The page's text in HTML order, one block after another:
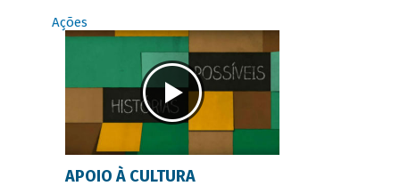
Ações
APOIO À CULTURA